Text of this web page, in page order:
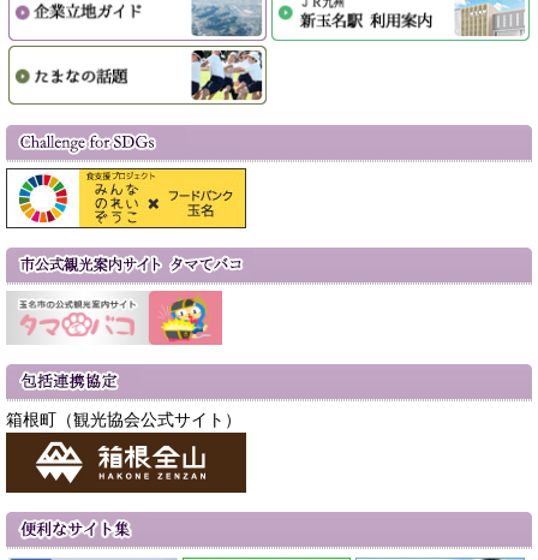
箱根町（観光協会公式サイト）